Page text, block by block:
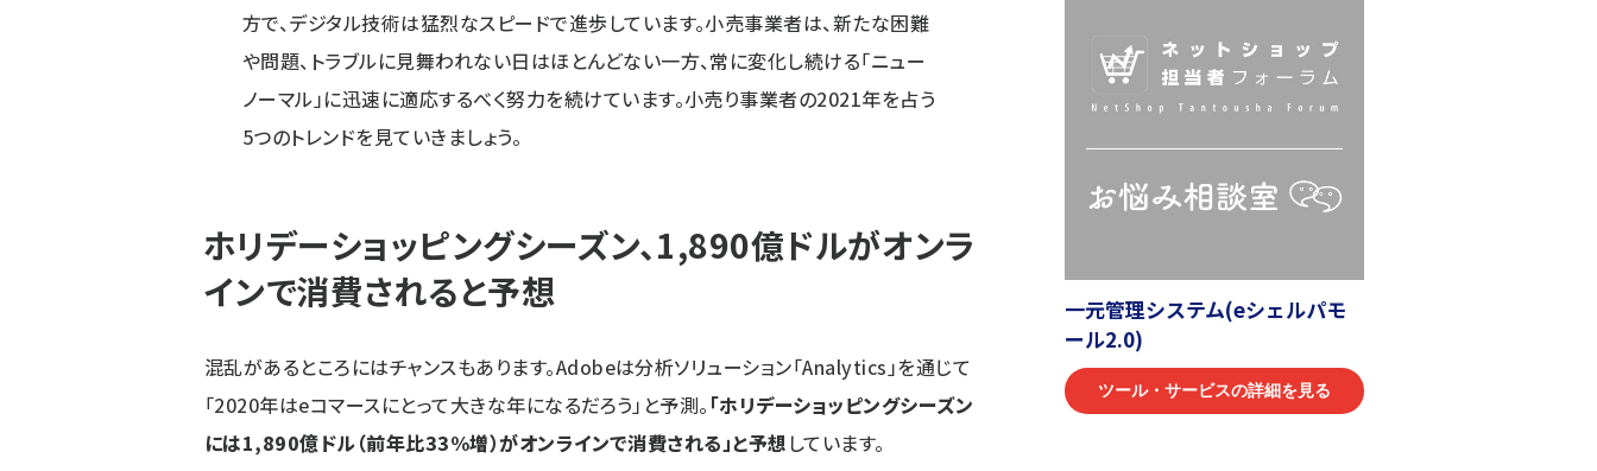
方で、デジタル技術は猛烈なスピードで進歩しています。小売事業者は、新たな困難
や問題、トラブルに見舞われない日はほとんどない一方、常に変化し続ける「ニュー
ノーマル」に迅速に適応するべく努力を続けています。小売り事業者の2021年を占う
5つのトレンドを見ていきましょう。
ホリデーショッピングシーズン、1,890億ドルがオンラ
インで消費されると予想
混乱があるところにはチャンスもあります。Adobeは分析ソリューション「Analytics」を通じて
「2020年はeコマースにとって大きな年になるだろう」と予測。 「ホリデーショッピングシーズン
には1,890億ドル（前年比33%増）がオンラインで消費される」と予想 しています。